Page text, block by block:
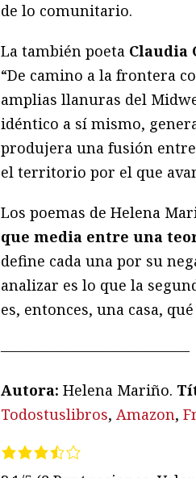
de lo comunitario.
La también poeta Claudia
“De camino a la frontera
amplias llanuras del
idéntico a sí mismo,
produjera una fusión
el territorio por el que
Los poemas de Helena
que media entre una
define cada una por su
analizar es lo que la
es, entonces, una casa,
—————————————
Autora: Helena Mariño.
Todostuslibros, Amazon,